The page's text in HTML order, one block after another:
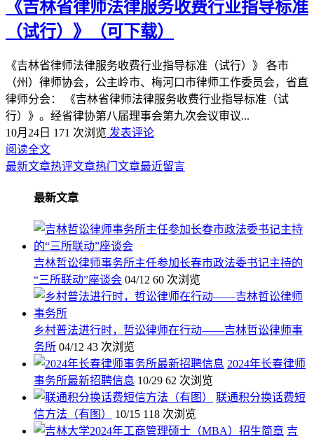
《吉林省律师法律服务收费行业指导标准
（试行）》（可下载）
《吉林省律师法律服务收费行业指导标准（试行）》 各市
（州）律师协会，公主岭市、梅河口市律师工作委员会，省直
律师分会： 《吉林省律师法律服务收费行业指导标准（试
行）》。经省律协第八届理事会第九次会议审议...
10月24日 171 次浏览 发表评论
阅读全文
最新文章热评文章热门文章最近留言
最新文章
吉林哲讼律师事务所主任参加长春市政法委书记主持的
“三所联动”座谈会 04/12 60 次浏览
乡村普法进行时，哲讼律师在行动——吉林哲讼律师事
务所 04/12 43 次浏览
2024年长春律师
事务所最新招聘信息 10/29 62 次浏览
联通积分换话费短
信方法（有图）
10/15 118 次浏览
吉